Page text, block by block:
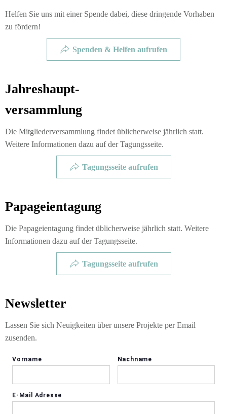
Helfen Sie uns mit einer Spende dabei, diese dringende Vorhaben
zu fördern!
Spenden & Helfen aufrufen
Jahreshaupt-
versammlung
Die Mitgliederversammlung findet üblicherweise jährlich statt.
Weitere Informationen dazu auf der Tagungsseite.
Tagungsseite aufrufen
Papageientagung
Die Papageientagung findet üblicherweise jährlich statt. Weitere
Informationen dazu auf der Tagungsseite.
Tagungsseite aufrufen
Newsletter
Lassen Sie sich Neuigkeiten über unsere Projekte per Email
zusenden.